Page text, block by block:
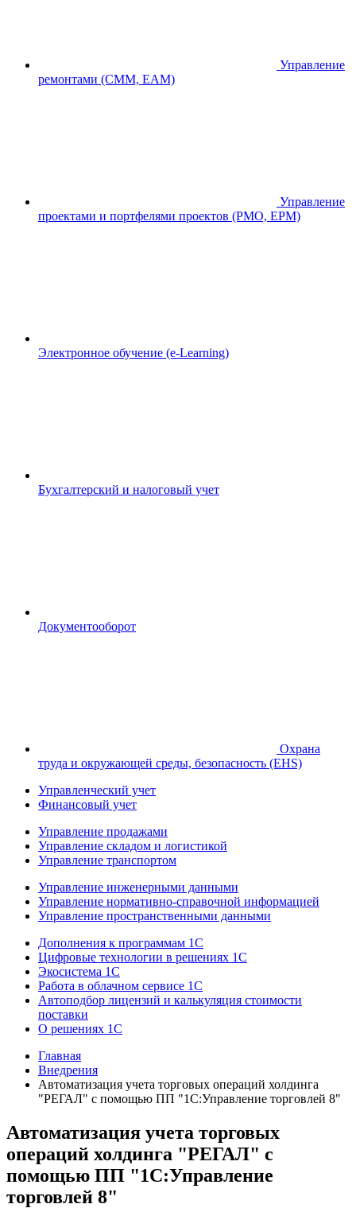
Управление
ремонтами (CMM, EAM)
Управление
проектами и портфелями проектов (PMO, EPM)
Электронное обучение (e-Learning)
Бухгалтерский и налоговый учет
Документооборот
Охрана
труда и окружающей среды, безопасность (EHS)
Управленческий учет
Финансовый учет
Управление продажами
Управление складом и логистикой
Управление транспортом
Управление инженерными данными
Управление нормативно-справочной информацией
Управление пространственными данными
Дополнения к программам 1С
Цифровые технологии в решениях 1С
Экосистема 1С
Работа в облачном сервисе 1С
Автоподбор лицензий и калькуляция стоимости
поставки
О решениях 1С
Главная
Внедрения
Автоматизация учета торговых операций холдинга
"РЕГАЛ" с помощью ПП "1С:Управление торговлей 8"
Автоматизация учета торговых
операций холдинга "РЕГАЛ" с
помощью ПП "1С:Управление
торговлей 8"